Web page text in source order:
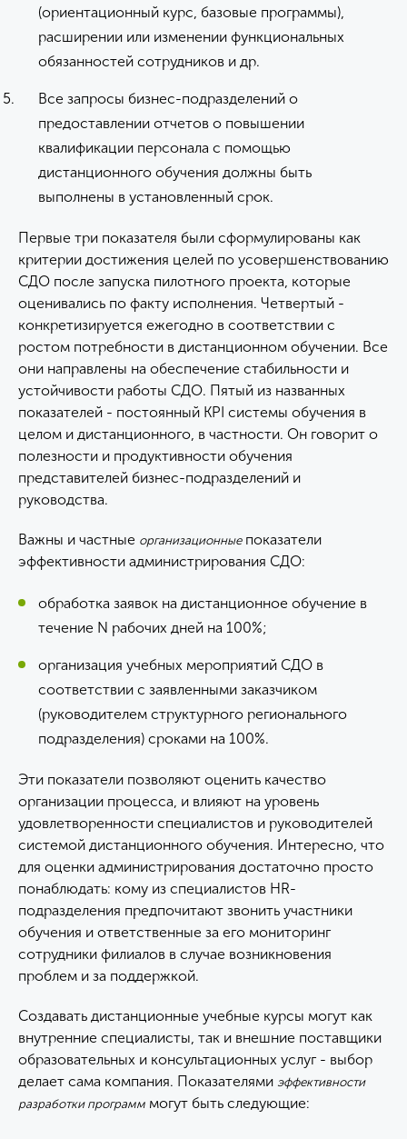
(ориентационный курс, базовые программы),
расширении или изменении функциональных
обязанностей сотрудников и др.
Все запросы бизнес-подразделений о
предоставлении отчетов о повышении
квалификации персонала с помощью
дистанционного обучения должны быть
выполнены в установленный срок.
Первые три показателя были сформулированы как
критерии достижения целей по усовершенствованию
СДО после запуска пилотного проекта, которые
оценивались по факту исполнения. Четвертый -
конкретизируется ежегодно в соответствии с
ростом потребности в дистанционном обучении. Все
они направлены на обеспечение стабильности и
устойчивости работы СДО. Пятый из названных
показателей - постоянный KPI системы обучения в
целом и дистанционного, в частности. Он говорит о
полезности и продуктивности обучения
представителей бизнес-подразделений и
руководства.
Важны и частные организационныепоказатели
эффективности администрирования СДО:
обработка заявок на дистанционное обучение в
течение N рабочих дней на 100%;
организация учебных мероприятий СДО в
соответствии с заявленными заказчиком
(руководителем структурного регионального
подразделения) сроками на 100%.
Эти показатели позволяют оценить качество
организации процесса, и влияют на уровень
удовлетворенности специалистов и руководителей
системой дистанционного обучения. Интересно, что
для оценки администрирования достаточно просто
понаблюдать: кому из специалистов HR-
подразделения предпочитают звонить участники
обучения и ответственные за его мониторинг
сотрудники филиалов в случае возникновения
проблем и за поддержкой.
Создавать дистанционные учебные курсы могут как
внутренние специалисты, так и внешние поставщики
образовательных и консультационных услуг - выбор
делает сама компания. Показателями эффективности
разработки программ могут быть следующие: